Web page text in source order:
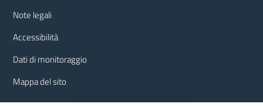
Note legali
Accessibilità
Dati di monitoraggio
Mappa del sito